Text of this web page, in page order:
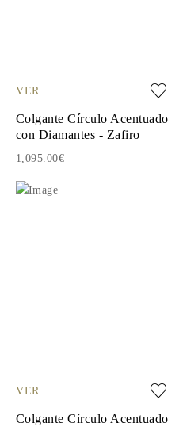
VER
Colgante Círculo Acentuado
con Diamantes - Zafiro
1,095.00€
VER
Colgante Círculo Acentuado